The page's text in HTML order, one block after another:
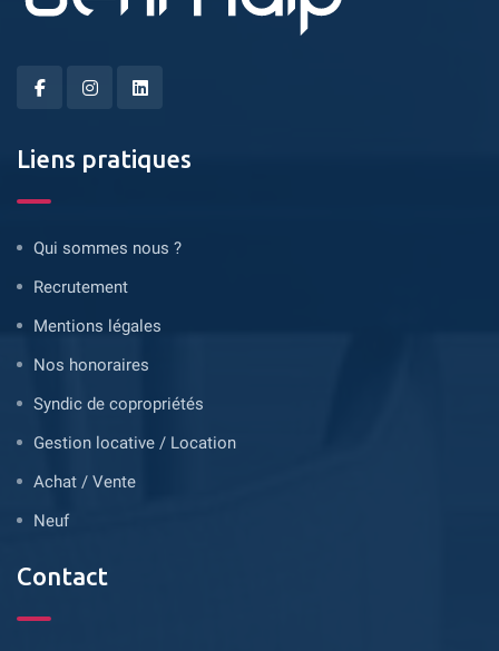
Liens pratiques
Qui sommes nous ?
Recrutement
Mentions légales
Nos honoraires
Syndic de copropriétés
Gestion locative / Location
Achat / Vente
Neuf
Contact